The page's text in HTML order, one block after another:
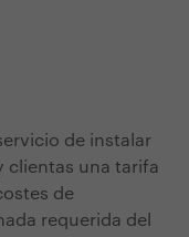
de instalar
clientas una tarifa
de
requerida del